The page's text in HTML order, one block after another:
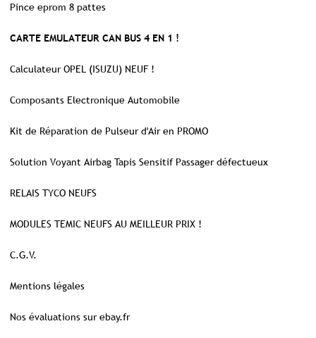
Pince eprom 8 pattes
CARTE EMULATEUR CAN BUS 4 EN 1 !
Calculateur OPEL (ISUZU) NEUF !
Composants Electronique Automobile
Kit de Réparation de Pulseur d'Air en PROMO
Solution Voyant Airbag Tapis Sensitif Passager défectueux
RELAIS TYCO NEUFS
MODULES TEMIC NEUFS AU MEILLEUR PRIX !
C.G.V.
Mentions légales
Nos évaluations sur ebay.fr